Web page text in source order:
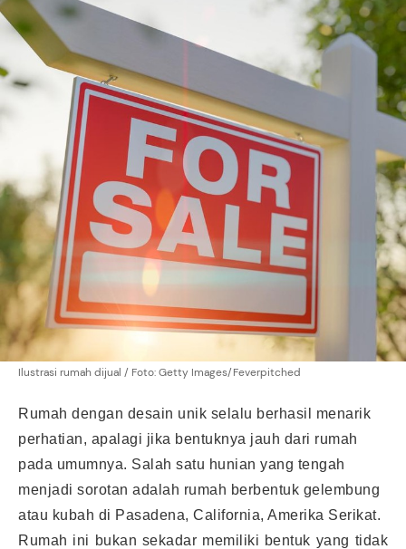
Ilustrasi rumah dijual / Foto: Getty Images/Feverpitched
Rumah dengan desain unik selalu berhasil menarik
perhatian, apalagi jika bentuknya jauh dari rumah
pada umumnya. Salah satu hunian yang tengah
menjadi sorotan adalah rumah berbentuk gelembung
atau kubah di Pasadena, California, Amerika Serikat.
Rumah ini bukan sekadar memiliki bentuk yang tidak